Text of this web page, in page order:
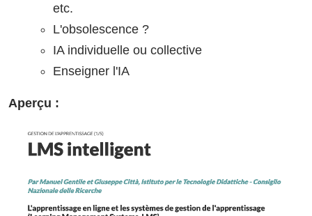
etc.
L'obsolescence ?
IA individuelle ou collective
Enseigner l'IA
Aperçu :